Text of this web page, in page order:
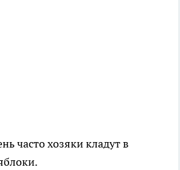
часто хозяки кладут в